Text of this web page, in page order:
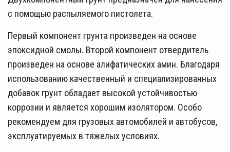
с помощью распыляемого пистолета.
Первый компонент грунта произведен на основе
эпоксидной смолы. Второй компонент отвердитель
произведен на основе алифатических амин. Благодаря
использованию качественный и специализированных
добавок грунт обладает высокой устойчивостью
коррозии и является хорошим изолятором. Особо
рекомендуем для грузовых автомобилей и автобусов,
эксплуатируемых в тяжелых условиях.